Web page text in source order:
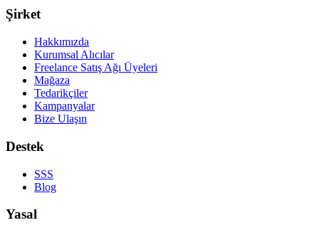
Şirket
Hakkımızda
Kurumsal Alıcılar
Freelance Satış Ağı Üyeleri
Mağaza
Tedarikçiler
Kampanyalar
Bize Ulaşın
Destek
SSS
Blog
Yasal